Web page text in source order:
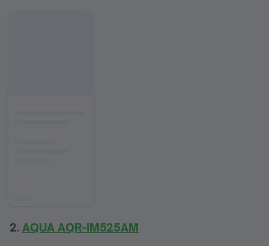
2. AQUA AQR-IM525AM